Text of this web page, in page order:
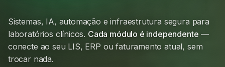
Sistemas, IA, automação e infraestrutura segura para
laboratórios clínicos. Cada módulo é independente —
conecte ao seu LIS, ERP ou faturamento atual, sem
trocar nada.